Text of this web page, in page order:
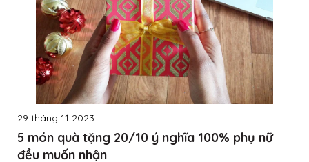
29 tháng 11 2023
5 món quà tặng 20/10 ý nghĩa 100% phụ nữ
đều muốn nhận